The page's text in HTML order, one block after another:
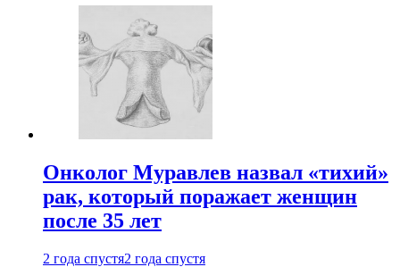
Онколог Муравлев назвал «тихий»
рак, который поражает женщин
после 35 лет
2 года спустя2 года спустя